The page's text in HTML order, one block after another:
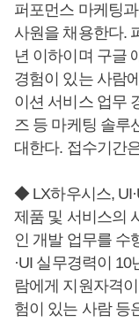
퍼포먼스 마케팅
사원을 채용한다.
년 이하이며 구글
경험이 있는 사람
이션 서비스 업무
즈 등 마케팅 솔루
대한다. 접수기간
◆ LX하우시스,
제품 및 서비스의
인 개발 업무를 수
·UI 실무경력이
람에게 지원자격
험이 있는 사람 등